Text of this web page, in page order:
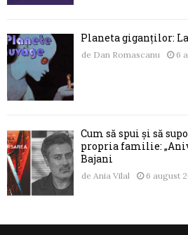
Planeta giganților: La
de Dan Romascanu 6
Cum să spui și să
propria familie:
Bajani
de Ania Vilal 6 august